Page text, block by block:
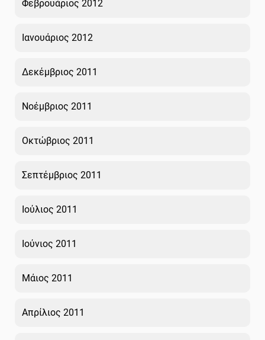
Φεβρουάριος 2012
Ιανουάριος 2012
Δεκέμβριος 2011
Νοέμβριος 2011
Οκτώβριος 2011
Σεπτέμβριος 2011
Ιούλιος 2011
Ιούνιος 2011
Μάιος 2011
Απρίλιος 2011